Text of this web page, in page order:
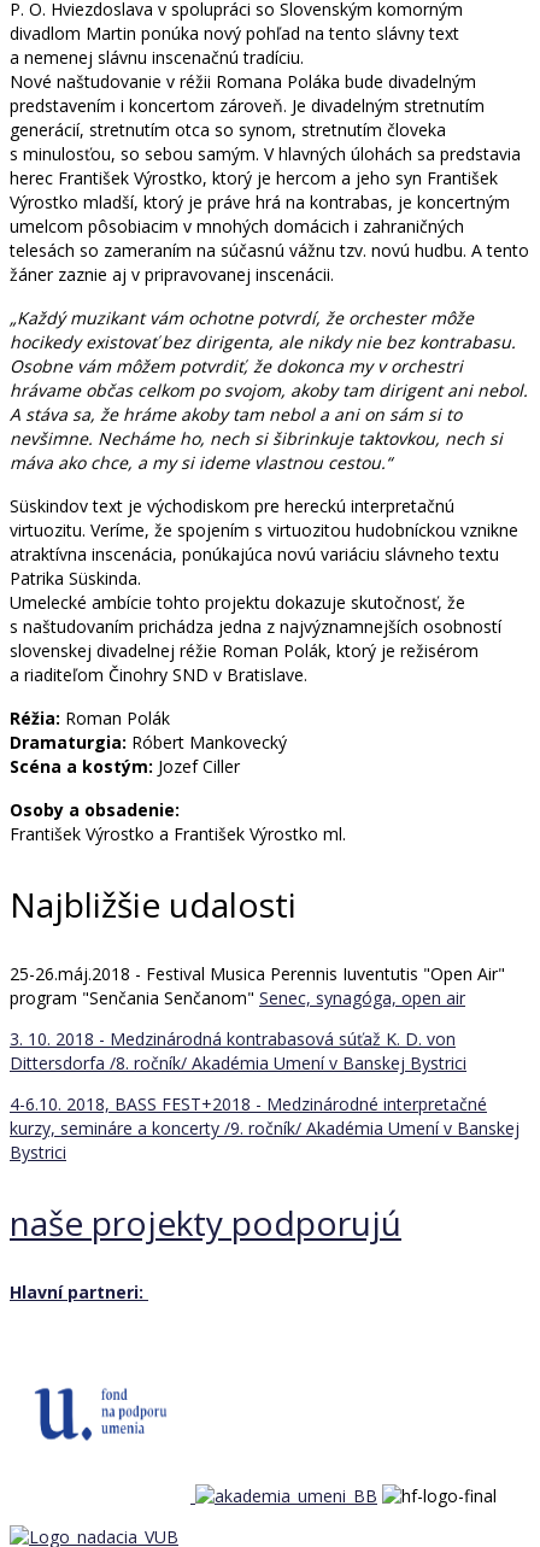
P. O. Hviezdoslava v spolupráci so Slovenským komorným
divadlom Martin ponúka nový pohľad na tento slávny text
a nemenej slávnu inscenačnú tradíciu.
Nové naštudovanie v réžii Romana Poláka bude divadelným
predstavením i koncertom zároveň. Je divadelným stretnutím
generácií, stretnutím otca so synom, stretnutím človeka
s minulosťou, so sebou samým. V hlavných úlohách sa predstavia
herec František Výrostko, ktorý je hercom a jeho syn František
Výrostko mladší, ktorý je práve hrá na kontrabas, je koncertným
umelcom pôsobiacim v mnohých domácich i zahraničných
telesách so zameraním na súčasnú vážnu tzv. novú hudbu. A tento
žáner zaznie aj v pripravovanej inscenácii.
„Každý muzikant vám ochotne potvrdí, že orchester môže
hocikedy existovať bez dirigenta, ale nikdy nie bez kontrabasu.
Osobne vám môžem potvrdiť, že dokonca my v orchestri
hrávame občas celkom po svojom, akoby tam dirigent ani nebol.
A stáva sa, že hráme akoby tam nebol a ani on sám si to
nevšimne. Necháme ho, nech si šibrinkuje taktovkou, nech si
máva ako chce, a my si ideme vlastnou cestou.“
Süskindov text je východiskom pre hereckú interpretačnú
virtuozitu. Veríme, že spojením s virtuozitou hudobníckou vznikne
atraktívna inscenácia, ponúkajúca novú variáciu slávneho textu
Patrika Süskinda.
Umelecké ambície tohto projektu dokazuje skutočnosť, že
s naštudovaním prichádza jedna z najvýznamnejších osobností
slovenskej divadelnej réžie Roman Polák, ktorý je režisérom
a riaditeľom Činohry SND v Bratislave.
Réžia: Roman Polák
Dramaturgia: Róbert Mankovecký
Scéna a kostým: Jozef Ciller
Osoby a obsadenie:
František Výrostko a František Výrostko ml.
Najbližšie udalosti
25-26.máj.2018 - Festival Musica Perennis Iuventutis "Open Air"
program "Senčania Senčanom" Senec, synagóga, open air
3. 10. 2018 - Medzinárodná kontrabasová súťaž K. D. von
Dittersdorfa /8. ročník/ Akadémia Umení v Banskej Bystrici
4-6.10. 2018, BASS FEST+2018 - Medzinárodné interpretačné
kurzy, semináre a koncerty /9. ročník/ Akadémia Umení v Banskej
Bystrici
naše projekty podporujú
Hlavní partneri: